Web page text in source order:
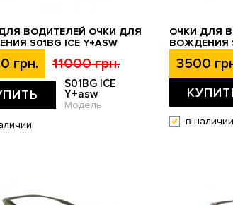
ВОДИТЕЛЕЙ ОЧКИ ДЛЯ
S01BG ICE Y+ASW
грн. 11000 грн.
S01BG ICE
Y+asw
Модель
ОЧКИ ДЛЯ
ВОЖДЕНИЯ
3500
в наличии